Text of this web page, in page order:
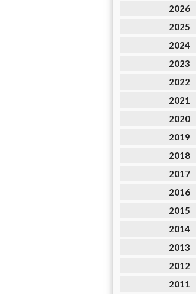
2026
2025
2024
2023
2022
2021
2020
2019
2018
2017
2016
2015
2014
2013
2012
2011